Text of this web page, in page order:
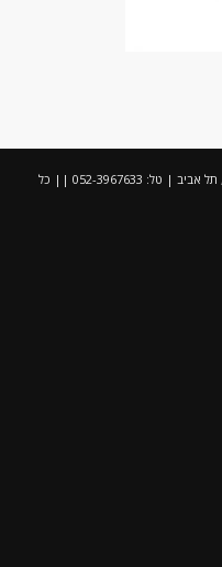
דינמו - סוכנות מדיה חברתית | נחלת בנימין 70, תל אביב | טל: 052-3967633 || כל